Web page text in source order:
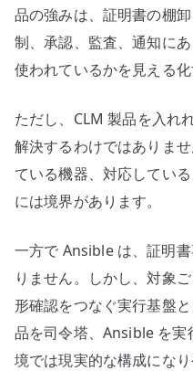
品の強みは、証明書の棚
制、承認、監査、通知に
使われているかを見える
ただし、CLM 製品を入れ
解決するわけではありま
ている機器、対応してい
には境界があります。
一方で Ansible は、証明
りません。しかし、対象
形確認をつなぐ実行基盤
品を司令塔、Ansible を実
境では現実的な構成になり